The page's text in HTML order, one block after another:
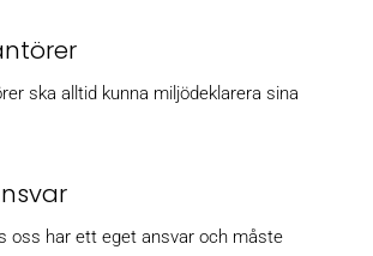
ska alltid kunna miljödeklarera sina
oss har ett eget ansvar och måste